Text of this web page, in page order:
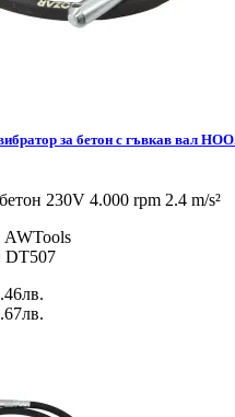
за бетон с гъвкав вал
230V 4.000 rpm 2.4 m/s²
AWTools
DT507